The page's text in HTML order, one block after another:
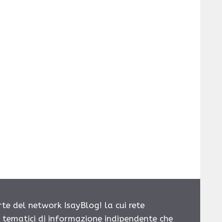
del network IsayBlog! la cui rete
di informazione indipendente che